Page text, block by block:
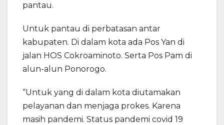
pantau.
Untuk pantau di perbatasan antar
kabupaten. Di dalam kota ada Pos Yan di
jalan HOS Cokroaminoto. Serta Pos Pam di
alun-alun Ponorogo.
“Untuk yang di dalam kota diutamakan
pelayanan dan menjaga prokes. Karena
masih pandemi. Status pandemi covid 19